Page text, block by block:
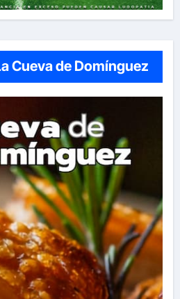
Cueva de Domínguez